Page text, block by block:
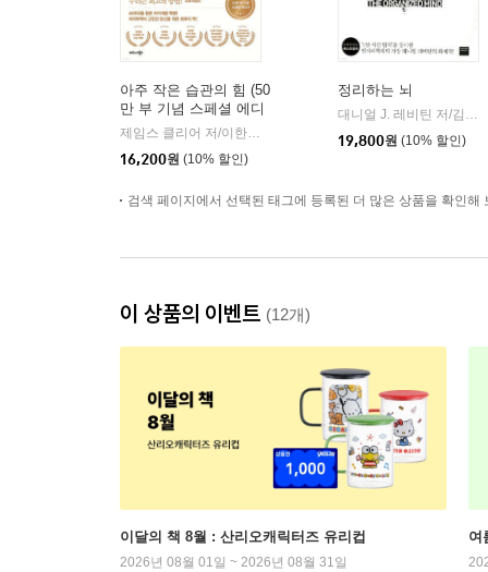
아주 작은 습관의 힘 (50
만 부 기념 스페셜 에디
션)
제임스 클리어 저/이한이 역
비즈니스북스
16,200원 (10% 할인)
정리하는 뇌
대니얼 J. 레비틴 저/김성훈 역
19,800원 (10% 할인)
검색 페이지에서 선택된 태그에 등록된 더 많은 상품을 확인해
이 상품의 이벤트 (12개)
이달의 책 8월 : 산리오캐릭터즈 유리컵
2026년 08월 01일 ~ 2026년 08월 31일
여